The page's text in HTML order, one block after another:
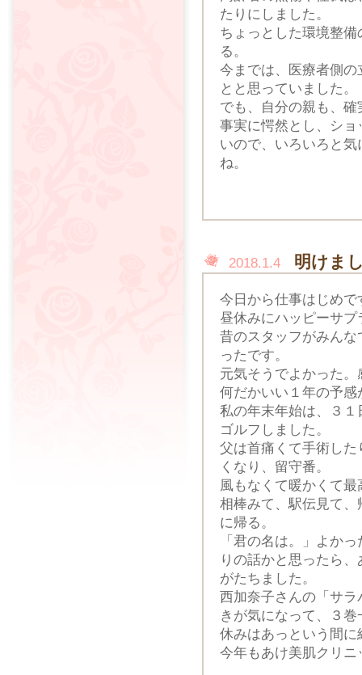
たりにしました。
ちょっとした環境整
る。
今までは、医療者側
とと思っていました。
でも、自分の親も、
事実に愕然とし、シ
いので、いろいろと
ね。
2018.1.4 明けま
今日から仕事はじめで
昼休みにハッピーサプ
昔のスタッフがみん
ったです。
元気そうでよかった。
何だかいい１年の予感
私の年末年始は、３
ゴルフしました。
父は首痛くて手術し
くなり、留守番。
風もなくて暖かくて最
相棒みて、駅伝見て
に帰る。
「君の名は。」よか
りの話かと思ったら
がたちました。
西加奈子さんの「サ
きが気になって、３巻
休みはあっという間
今年もあけ美肌クリ